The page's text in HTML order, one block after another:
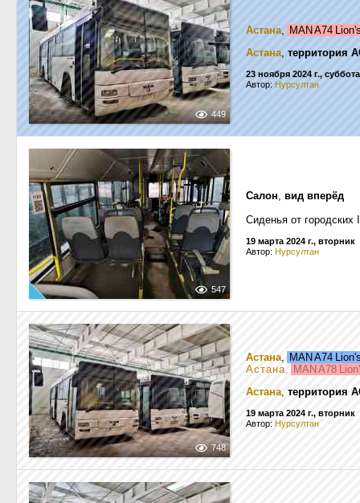
449
Астана, MAN A74
Астана, территория
23 ноября 2024 г., суббота
Автор: Нурсултан
547
Салон, вид вперёд
Сиденья от городских
19 марта 2024 г., вторник
Автор: Нурсултан
748
Астана, MAN A74
Астана, MAN A78
Астана, территория
19 марта 2024 г., вторник
Автор: Нурсултан